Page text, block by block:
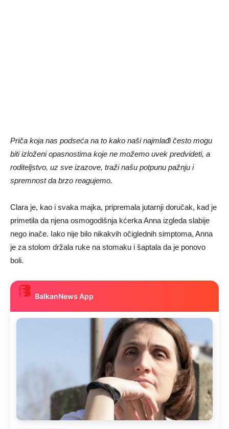
Priča koja nas podseća na to kako naši najmlađi često mogu
biti izloženi opasnostima koje ne možemo uvek predvideti, a
roditeljstvo, uz sve izazove, traži našu potpunu pažnju i
spremnost da brzo reagujemo.
Clara je, kao i svaka majka, pripremala jutarnji doručak, kad je
primetila da njena osmogodišnja kćerka Anna izgleda slabije
nego inače. Iako nije bilo nikakvih očiglednih simptoma, Anna
je za stolom držala ruke na stomaku i šaptala da je ponovo
boli.
BalkanNews App